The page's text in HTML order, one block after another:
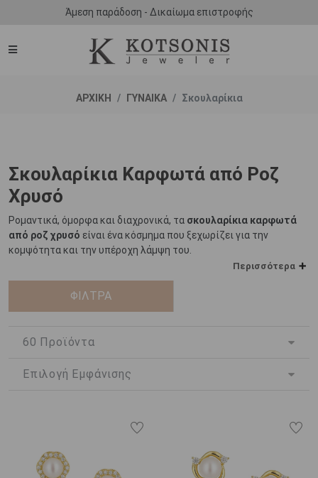
Άμεση παράδοση - Δικαίωμα επιστροφής
ΑΡΧΙΚΗ ΓΥΝΑΙΚΑ Σκουλαρίκια
Σκουλαρίκια Καρφωτά από Ροζ
Χρυσό
Ρομαντικά, όμορφα και διαχρονικά, τα σκουλαρίκια καρφωτά
από ροζ χρυσό είναι ένα κόσμημα που ξεχωρίζει για την
κομψότητα και την υπέροχη λάμψη του.
Ιδιαίτερα μοντέρνα αλλά και με πιο κλασικές προσεγγίσεις, τα
καρφωτά σκουλαρίκια από ροζ χρυσό
ξεχωριστή επιλογή που μπορεί να αναβαθμίσει οποιαδήποτε
πολλά και διαφορετικά μοτίβο αλλά και διαθέτοντας μια
χρυσό απευθύνονται σε μια πληθώρα διαφορετικών αισθητικών
απαιτήσεων και μπορούν να προσαρμοστούν εκπληκτικά σε κάθε
ιδιαίτερους σχεδιασμούς και διακοσμήσεις, μπορούν να
εμφάνιση.
Περισσότερα
ΦΙΛΤΡΑ